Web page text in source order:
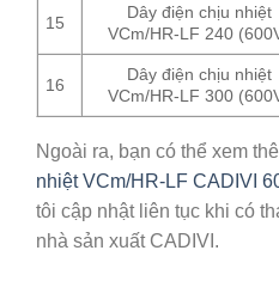
15
Dây điện chịu nhiệt
VCm/HR-LF 240
16
Dây điện chịu nhiệt
VCm/HR-LF 300
Ngoài ra, bạn có thể xem
nhiệt VCm/HR-LF CADIVI
tôi cập nhật liên tục khi có
nhà sản xuất CADIVI.